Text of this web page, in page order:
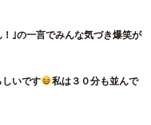
｣の一言でみんな気づき爆笑が
いです
私は３０分も並んで